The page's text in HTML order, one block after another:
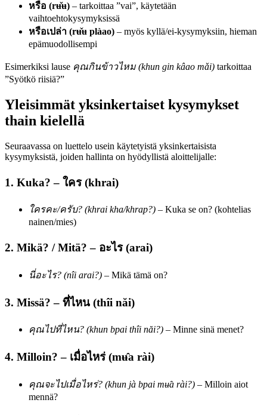
หรือ (rʉ̌ʉ) – tarkoittaa ”vai”, käytetään
vaihtoehtokysymyksissä
หรือเปล่า (rʉ̌ʉ plàao) – myös kyllä/ei-kysymyksiin, hieman
epämuodollisempi
Esimerkiksi lause คุณกินข้าวไหม (khun gin kâao mǎi) tarkoittaa
”Syötkö riisiä?”
Yleisimmät yksinkertaiset kysymykset
thain kielellä
Seuraavassa on luettelo usein käytetyistä yksinkertaisista
kysymyksistä, joiden hallinta on hyödyllistä aloittelijalle:
1. Kuka? – ใคร (khrai)
ใครคะ/ครับ? (khrai kha/khrap?) – Kuka se on? (kohtelias
nainen/mies)
2. Mikä? / Mitä? – อะไร (arai)
นี่อะไร? (nîi arai?) – Mikä tämä on?
3. Missä? – ที่ไหน (thîi năi)
คุณไปที่ไหน? (khun bpai thîi năi?) – Minne sinä menet?
4. Milloin? – เมื่อไหร่ (mʉ̂a rài)
คุณจะไปเมื่อไหร่? (khun jà bpai mʉ̂a rài?) – Milloin aiot
mennä?